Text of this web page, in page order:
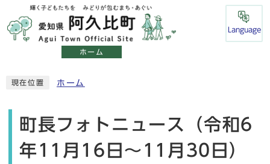
ホーム
Language
現在位置 ホーム
町長フォトニュース（令和6
年11月16日～11月30日）